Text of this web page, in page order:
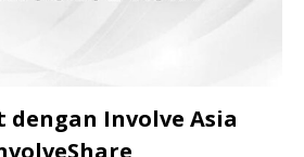
dengan Involve Asia